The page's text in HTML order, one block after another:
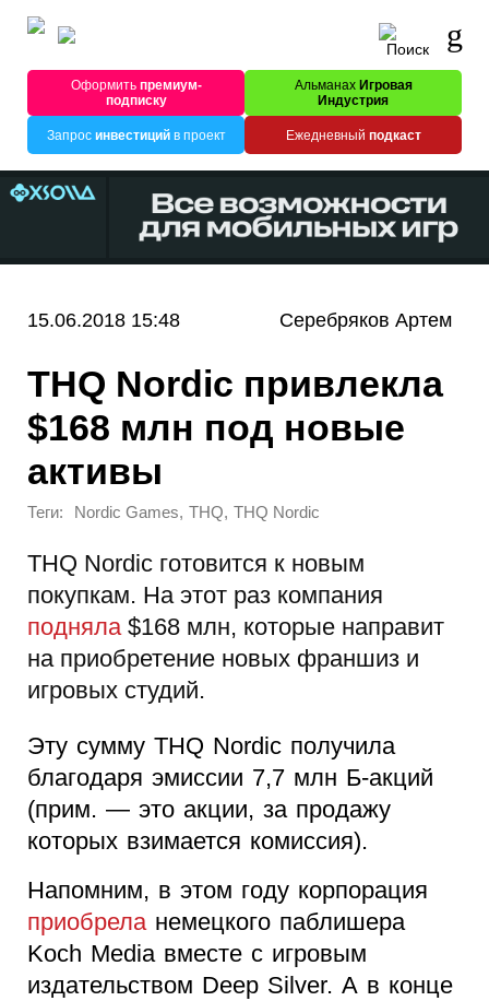
Оформитьпремиум-
подписку
Альманах Игровая
Индустрия
Запрос инвестицийв проект Ежедневный подкаст
15.06.2018 15:48 Cеpебрякoв Apтем
THQ Nordic привлекла
$168 млн под новые
активы
Теги: Nordic Games, THQ, THQ Nordic
THQ Nordic готовится к новым
покупкам. На этот раз компания
подняла $168 млн, которые направит
на приобретение новых франшиз и
игровых студий.
Эту сумму THQ Nordic получила
благодаря эмиссии 7,7 млн Б-акций
(прим. — это акции, за продажу
которых взимается комиссия).
Напомним, в этом году корпорация
приобрела немецкого паблишера
Koch Media вместе с игровым
издательством Deep Silver. А в конце